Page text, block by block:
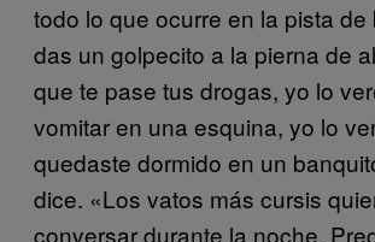
todo lo que ocurre en la pista de
das un golpecito a la pierna de
que te pase tus drogas, yo lo
vomitar en una esquina, yo lo
quedaste dormido en un
dice. «Los vatos más cursis
conversar durante la noche.